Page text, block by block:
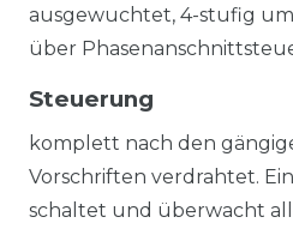
ausgewuchtet, 4-stufig
über
Steuerung
komplett nach den
Vorschriften verdrahtet.
schaltet und überwacht